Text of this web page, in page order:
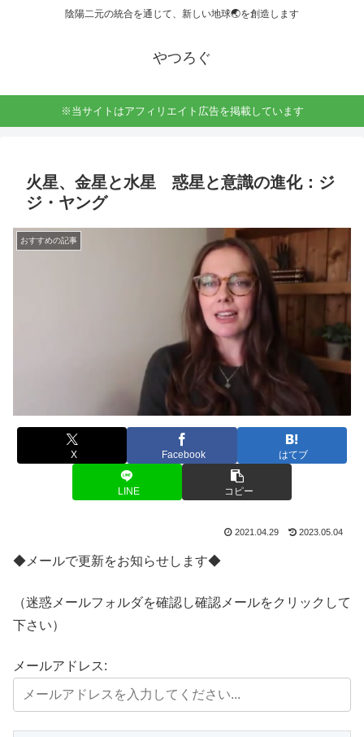
陰陽二元の統合を通じて、新しい地球🌏を創造します
やつろぐ
※当サイトはアフィリエイト広告を掲載しています
火星、金星と水星 惑星と意識の進化：ジ
ジ・ヤング
おすすめの記事
X Facebook はてブ
LINE コピー
2021.04.29 2023.05.04
◆メールで更新をお知らせします◆
（迷惑メールフォルダを確認し確認メールをクリックして
下さい）
メールアドレス: